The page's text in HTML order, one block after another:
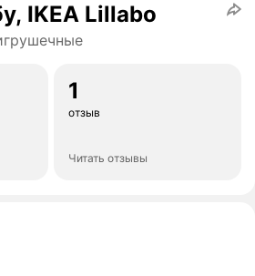
IKEA Lillabo
1
отзыв
Читать отзывы